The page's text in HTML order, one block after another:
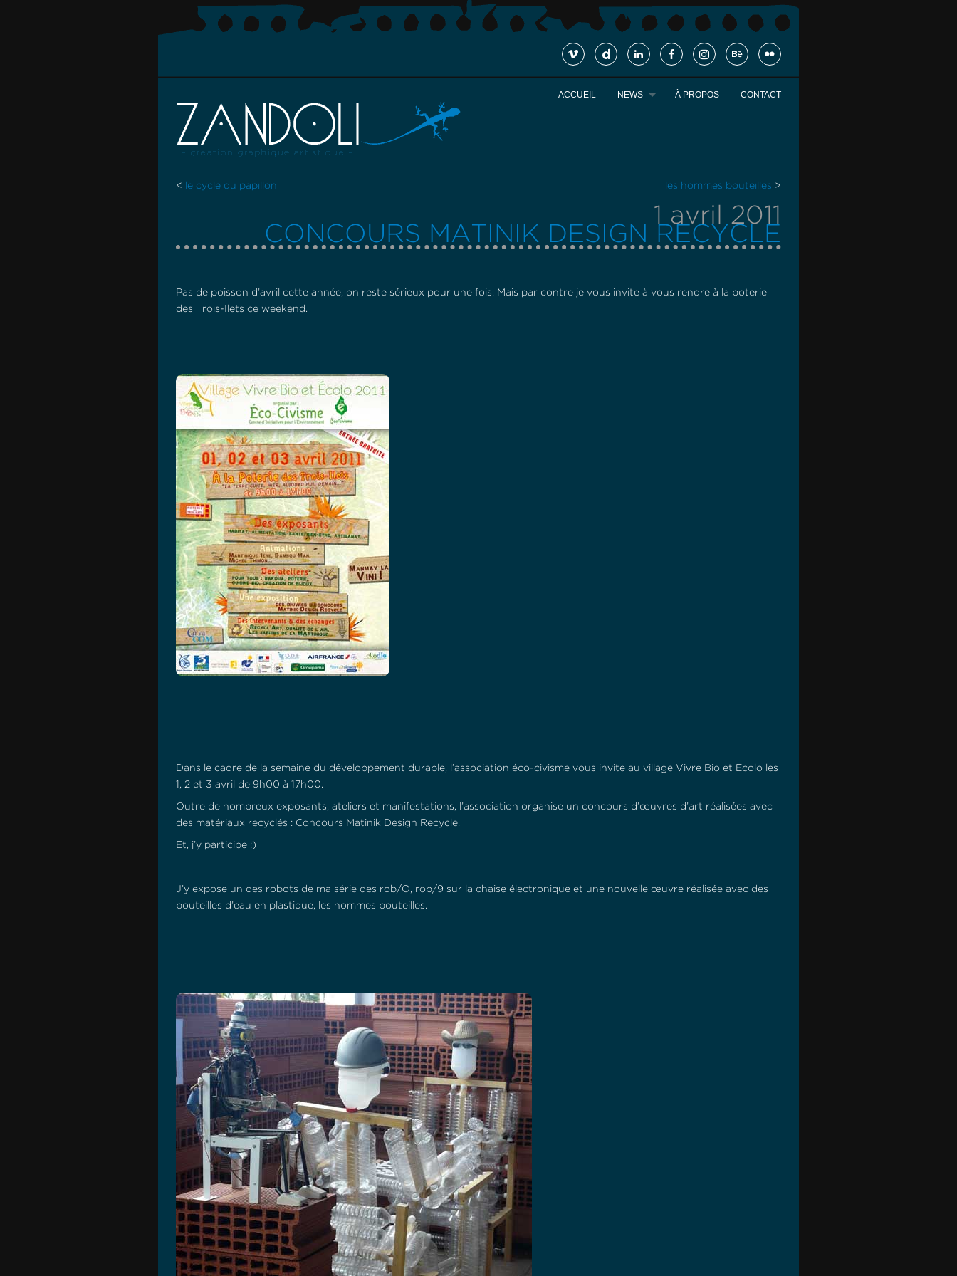
ACCUEIL NEWS À PROPOS CONTACT
< le cycle du papillon les hommes bouteilles >
1 avril 2011
CONCOURS MATINIK DESIGN RECYCLE
Pas de poisson d’avril cette année, on reste sérieux pour une fois. Mais par contre je vous invite à vous rendre à la poterie
des Trois-Ilets ce weekend.
Dans le cadre de la semaine du développement durable, l’association éco-civisme vous invite au village Vivre Bio et Ecolo les
1, 2 et 3 avril de 9h00 à 17h00.
Outre de nombreux exposants, ateliers et manifestations, l’association organise un concours d’œuvres d’art réalisées avec
des matériaux recyclés : Concours Matinik Design Recycle.
Et, j’y participe :)
J’y expose un des robots de ma série des rob/O, rob/9 sur la chaise électronique et une nouvelle œuvre réalisée avec des
bouteilles d’eau en plastique, les hommes bouteilles.